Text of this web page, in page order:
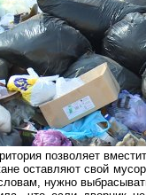
позволяет
оставляют свой
нужно